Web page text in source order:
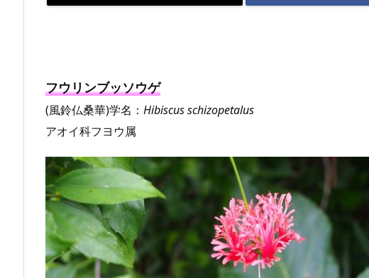
フウリンブッソウゲ
(風鈴仏桑華)学名： Hibiscus schizopetalus
アオイ科フヨウ属